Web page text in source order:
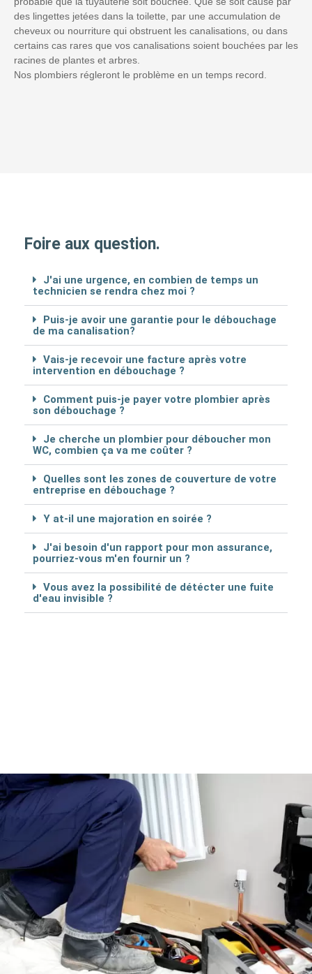
des lingettes jetées dans la toilette, par une accumulation de
cheveux ou nourriture qui obstruent les canalisations, ou dans
certains cas rares que vos canalisations soient bouchées par les
racines de plantes et arbres.
Nos plombiers régleront le problème en un temps record.
Foire aux question.
J'ai une urgence, en combien de temps un
technicien se rendra chez moi ?
Puis-je avoir une garantie pour le débouchage
de ma canalisation?
Vais-je recevoir une facture après votre
intervention en débouchage ?
Comment puis-je payer votre plombier après
son débouchage ?
Je cherche un plombier pour déboucher mon
WC, combien ça va me coûter ?
Quelles sont les zones de couverture de votre
entreprise en débouchage ?
Y at-il une majoration en soirée ?
J'ai besoin d'un rapport pour mon assurance,
pourriez-vous m'en fournir un ?
Vous avez la possibilité de détécter une fuite
d'eau invisible ?